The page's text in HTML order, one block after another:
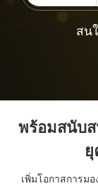
สน
พร้อมสนับ
เพิ่มโอกาสการม